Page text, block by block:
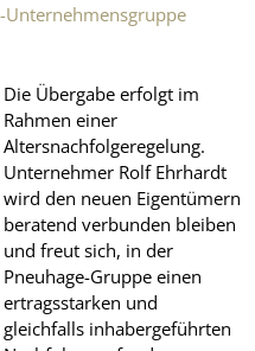
Unternehmensgruppe
Die Übergabe erfolgt im
Rahmen einer
Altersnachfolgeregelung.
Unternehmer Rolf Ehrhardt
wird den neuen Eigentümern
beratend verbunden bleiben
und freut sich, in der
Pneuhage-Gruppe einen
ertragsstarken und
gleichfalls inhabergeführten